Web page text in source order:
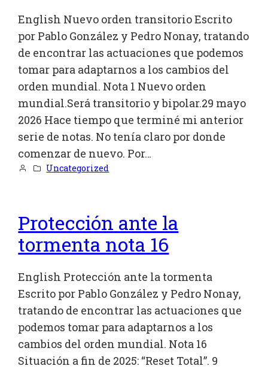
English Nuevo orden transitorio Escrito
por Pablo González y Pedro Nonay, tratando
de encontrar las actuaciones que podemos
tomar para adaptarnos a los cambios del
orden mundial. Nota 1 Nuevo orden
mundial.Será transitorio y bipolar.29 mayo
2026 Hace tiempo que terminé mi anterior
serie de notas. No tenía claro por donde
comenzar de nuevo. Por…
Uncategorized
Protección ante la
tormenta nota 16
English Protección ante la tormenta
Escrito por Pablo González y Pedro Nonay,
tratando de encontrar las actuaciones que
podemos tomar para adaptarnos a los
cambios del orden mundial. Nota 16
Situación a fin de 2025: “Reset Total”. 9